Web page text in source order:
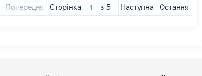
Попередня Сторінка з 5 Наступна Остання